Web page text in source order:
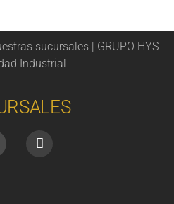
sucursales | GRUPO HYS
Industrial